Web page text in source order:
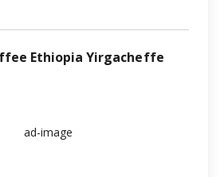
Ethiopia Yirgacheffe